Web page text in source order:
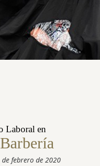
Laboral en
febrero de 2020